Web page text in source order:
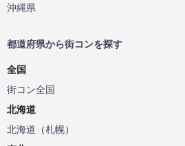
沖縄県
都道府県から街コンを探す
全国
街コン全国
北海道
北海道 （札幌）